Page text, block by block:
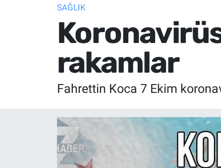
SAĞLIK
rakamlar
Fahrettin Koca 7 Ekim